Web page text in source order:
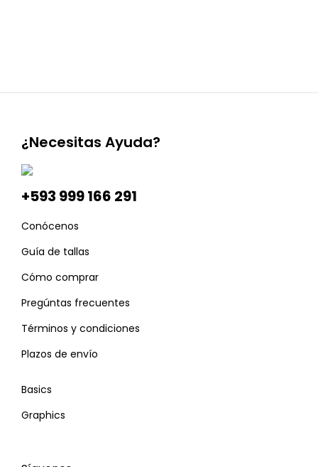
¿Necesitas Ayuda?
+593 999 166 291
Conócenos
Guía de tallas
Cómo comprar
Pregúntas frecuentes
Términos y condiciones
Plazos de envío
Basics
Graphics